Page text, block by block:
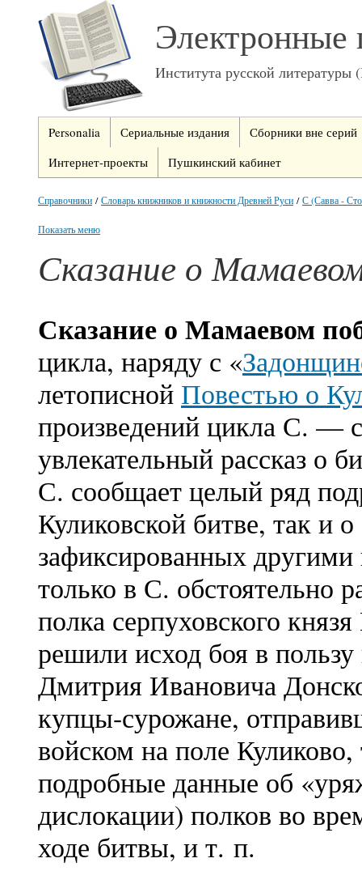
Электронные
Института русской
Personalia Сериальные издания
Сборники вне серий
Интернет-проекты
Пушкинский кабинет
Справочники /Словарь книжников и книжности Древней Руси /С (Савва -
Показать меню
Сказание о
Сказание о Мамаевом
цикла, наряду с «
летописной Повестью о
произведений цикла С. —
увлекательный рассказ о
С. сообщает целый ряд
Куликовской битве, так и
зафиксированных
только в С. обстоятельно
полка серпуховского
решили исход боя в
Дмитрия Ивановича
купцы-сурожане,
войском на поле
подробные данные об
дислокации) полков во
ходе битвы, и т. п.